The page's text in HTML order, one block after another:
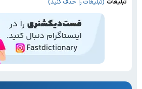
تبلیغات (تبلیغات را حذف کنید)